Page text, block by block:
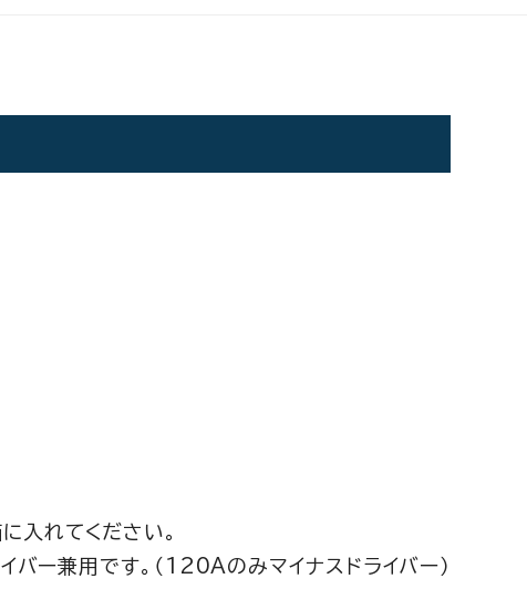
入れてください。
ー兼用です。（120Aのみマイナスドライバー）